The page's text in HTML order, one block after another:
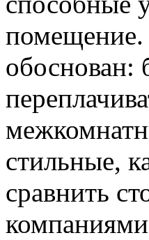
обоснован:
стильные,
сравнить